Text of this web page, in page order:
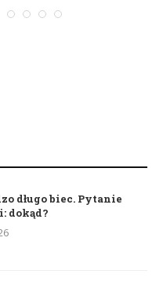
długo biec. Pytanie
dokąd?